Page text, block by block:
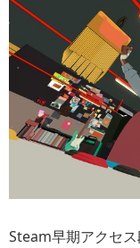
Steam早期アクセ